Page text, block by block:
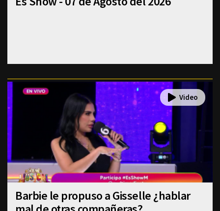
Barbie le propuso a Gisselle ¿hablar